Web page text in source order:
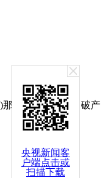
央视新闻客
户端点击或
扫描下载
样大型航空公司破产